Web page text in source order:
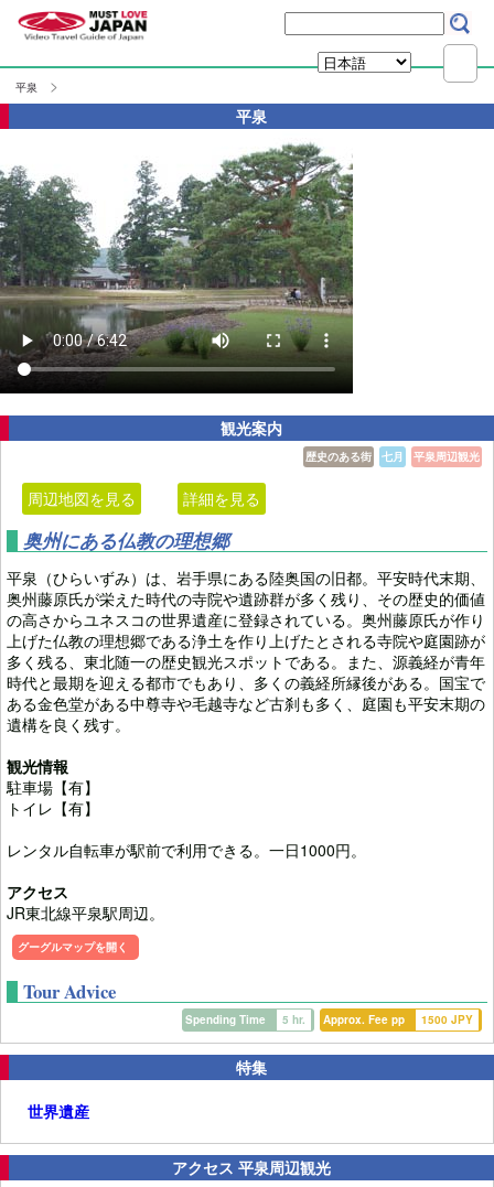
平泉
平泉
観光案内
平泉周辺観光
七月
歴史のある街
周辺地図を見る 詳細を見る
奥州にある仏教の理想郷
平泉（ひらいずみ）は、岩手県にある陸奥国の旧都。平安時代末期、
奥州藤原氏が栄えた時代の寺院や遺跡群が多く残り、その歴史的価値
の高さからユネスコの世界遺産に登録されている。奥州藤原氏が作り
上げた仏教の理想郷である浄土を作り上げたとされる寺院や庭園跡が
多く残る、東北随一の歴史観光スポットである。また、源義経が青年
時代と最期を迎える都市でもあり、多くの義経所縁後がある。国宝で
ある金色堂がある中尊寺や毛越寺など古刹も多く、庭園も平安末期の
遺構を良く残す。
観光情報
駐車場【有】
トイレ【有】
レンタル自転車が駅前で利用できる。一日1000円。
アクセス
JR東北線平泉駅周辺。
グーグルマップを開く
Tour Advice
Approx. Fee pp 1500 JPY
Spending Time 5 hr.
特集
世界遺産
アクセス 平泉周辺観光